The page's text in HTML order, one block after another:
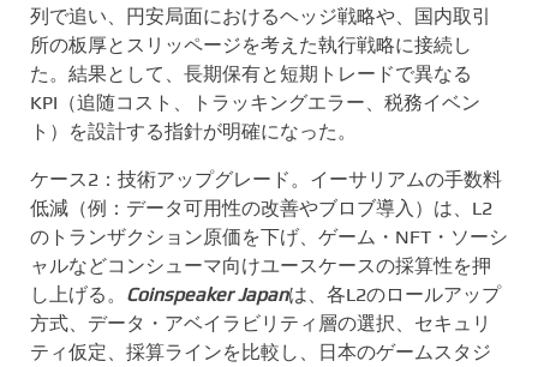
列で追い、円安局面におけるヘッジ戦略や、国内取引
所の板厚とスリッページを考えた執行戦略に接続し
た。結果として、長期保有と短期トレードで異なる
KPI（追随コスト、トラッキングエラー、税務イベン
ト）を設計する指針が明確になった。
ケース2：技術アップグレード。イーサリアムの手数料
低減（例：データ可用性の改善やブロブ導入）は、L2
のトランザクション原価を下げ、ゲーム・NFT・ソーシ
ャルなどコンシューマ向けユースケースの採算性を押
し上げる。 Coinspeaker Japanは、各L2のロールアップ
方式、データ・アベイラビリティ層の選択、セキュリ
ティ仮定、採算ラインを比較し、日本のゲームスタジ